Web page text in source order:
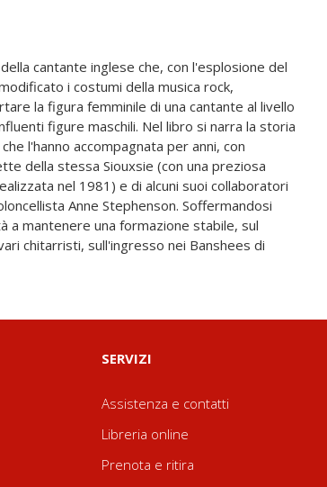
cantante inglese che, con l'esplosione del
i costumi della musica rock,
la figura femminile di una cantante al livello
figure maschili. Nel libro si narra la storia
l'hanno accompagnata per anni, con
della stessa Siouxsie (con una preziosa
nel 1981) e di alcuni suoi collaboratori
Anne Stephenson. Soffermandosi
a mantenere una formazione stabile, sul
chitarristi, sull'ingresso nei Banshees di
amico di Siouxsie fin dagli anni Settanta,
la carriera di Siouxsie dagli esordi
con il Bromley Contingent, un gruppo di
di cui fece parte fra il 1975 e il 1976) fino al
scene nel 2023. Completano il racconto la
di tutti i formati sia di Siouxsie and the Ban-
che hanno visto coinvolti i vari musicisti
e Creatures), l'elenco dettagliato dei
fino agli ultimi e le recensioni di tutti gli
SERVIZI
Assistenza e contatti
Libreria online
Prenota e ritira